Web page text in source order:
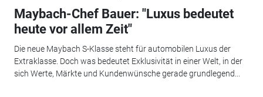
Maybach-Chef Bauer: "Luxus bedeutet
heute vor allem Zeit"
Die neue Maybach S-Klasse steht für automobilen Luxus der
Extraklasse. Doch was bedeutet Exklusivität in einer Welt, in der
sich Werte, Märkte und Kundenwünsche gerade grundlegend...